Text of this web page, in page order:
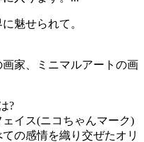
魅せられて。
家、ミニマルアートの画
?
ェイス(ニコちゃんマーク)
の感情を織り交ぜたオリ